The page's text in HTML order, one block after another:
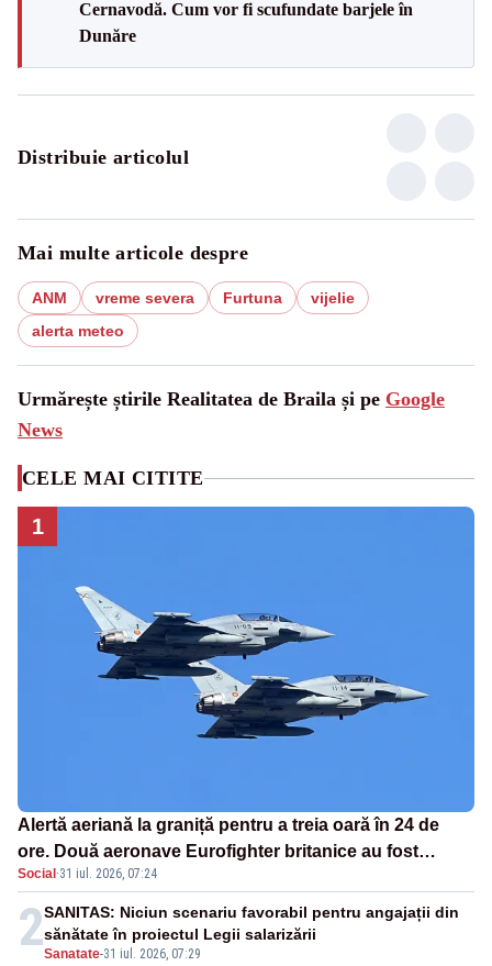
Cernavodă. Cum vor fi scufundate barjele în
Dunăre
Distribuie articolul
Mai multe articole despre
ANM vreme severa Furtuna
vijelie
alerta meteo
Urmărește știrile Realitatea de Braila și pe Google
News
CELE MAI CITITE
1
Alertă aeriană la graniță pentru a treia oară în 24 de
ore. Două aeronave Eurofighter britanice au fost
ridicate de la sol
Social·31 iul. 2026, 07:24
2Sanatate-31 iul. 2026, 07:29
SANITAS: Niciun scenariu favorabil pentru angajații din
sănătate în proiectul Legii salarizării